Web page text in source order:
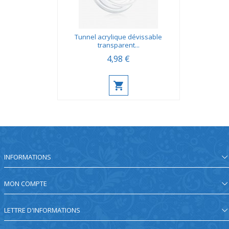
Tunnel acrylique dévissable
transparent...
4,98 €
INFORMATIONS
MON COMPTE
LETTRE D'INFORMATIONS